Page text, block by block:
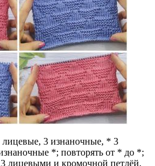
лицевые, 3 изнаночные, * 3
*; повторять от * до *;
лицевыми и кромочной петлёй.